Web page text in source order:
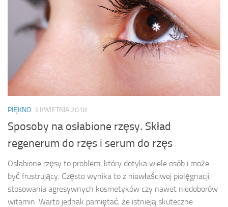
PIĘKNO 3 KWIETNIA 2018
Sposoby na osłabione rzęsy. Skład
regenerum do rzęs i serum do rzęs
Osłabione rzęsy to problem, który dotyka wiele osób i może
być frustrujący. Często wynika to z niewłaściwej pielęgnacji,
stosowania agresywnych kosmetyków czy nawet niedoborów
witamin. Warto jednak pamiętać, że istnieją skuteczne